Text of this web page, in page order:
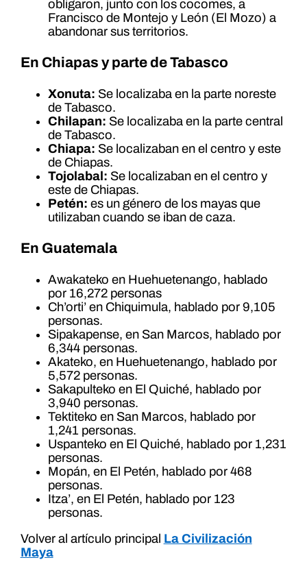
obligaron, junto con los cocomes, a
Francisco de Montejo y León (El Mozo) a
abandonar sus territorios.
En Chiapas y parte de Tabasco
Xonuta: Se localizaba en la parte noreste
de Tabasco.
Chilapan: Se localizaba en la parte central
de Tabasco.
Chiapa: Se localizaban en el centro y este
de Chiapas.
Tojolabal: Se localizaban en el centro y
este de Chiapas.
Petén: es un género de los mayas que
utilizaban cuando se iban de caza.
En Guatemala
Awakateko en Huehuetenango, hablado
por 16,272 personas
Ch’orti’ en Chiquimula, hablado por 9,105
personas.
Sipakapense, en San Marcos, hablado por
6,344 personas.
Akateko, en Huehuetenango, hablado por
5,572 personas.
Sakapulteko en El Quiché, hablado por
3,940 personas.
Tektiteko en San Marcos, hablado por
1,241 personas.
Uspanteko en El Quiché, hablado por 1,231
personas.
Mopán, en El Petén, hablado por 468
personas.
Itza’, en El Petén, hablado por 123
personas.
Volver al artículo principal La Civilización
Maya